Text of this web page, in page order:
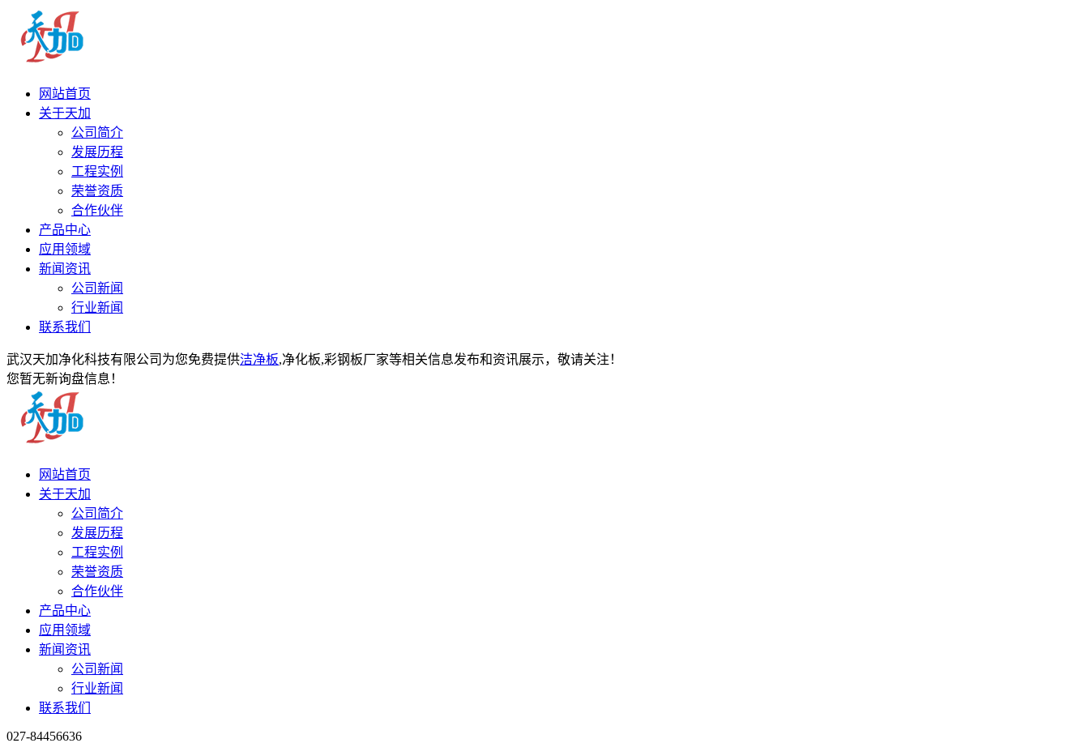
网站首页
关于天加
公司简介
发展历程
工程实例
荣誉资质
合作伙伴
产品中心
应用领域
新闻资讯
公司新闻
行业新闻
联系我们
武汉天加净化科技有限公司为您免费提供洁净板,净化板,彩钢板厂家等相关信息发布和资讯展示，敬请关注！
您暂无新询盘信息！
网站首页
关于天加
公司简介
发展历程
工程实例
荣誉资质
合作伙伴
产品中心
应用领域
新闻资讯
公司新闻
行业新闻
联系我们
027-84456636